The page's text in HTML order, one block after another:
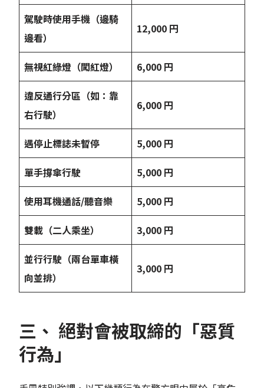
駕駛時使用手機（邊騎
邊看）
12,000 円
無視紅綠燈（闖紅燈） 6,000 円
違反通行分區（如：靠
右行駛）
6,000 円
遇停止標誌未暫停 5,000 円
單手撐傘行駛 5,000 円
使用耳機通話/聽音樂 5,000 円
雙載（二人乘坐） 3,000 円
並行行駛（兩台單車橫
向並排）
3,000 円
三、 絕對會被取締的「惡質
行為」